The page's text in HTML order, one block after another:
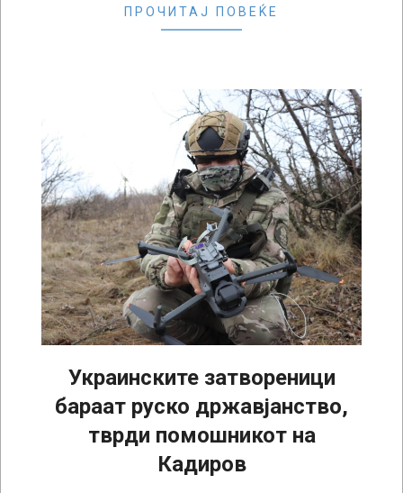
ПРОЧИТАЈ ПОВЕЌЕ
Украинските затвореници
бараат руско државјанство,
тврди помошникот на
Кадиров